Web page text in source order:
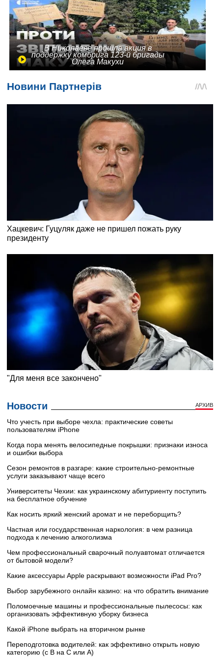
В Николаеве прошла акция в
поддержку комбрига 123-й бригады
Олега Макухи
Новости АРХИВ
Что учесть при выборе чехла: практические советы
пользователям iPhone
Когда пора менять велосипедные покрышки: признаки износа
и ошибки выбора
Сезон ремонтов в разгаре: какие строительно-ремонтные
услуги заказывают чаще всего
Университеты Чехии: как украинскому абитуриенту поступить
на бесплатное обучение
Как носить яркий женский аромат и не переборщить?
Частная или государственная наркология: в чем разница
подхода к лечению алкоголизма
Чем профессиональный сварочный полуавтомат отличается
от бытовой модели?
Какие аксессуары Apple раскрывают возможности iPad Pro?
Выбор зарубежного онлайн казино: на что обратить внимание
Поломоечные машины и профессиональные пылесосы: как
организовать эффективную уборку бизнеса
Какой iPhone выбрать на вторичном рынке
Переподготовка водителей: как эффективно открыть новую
категорию (с B на C или А)